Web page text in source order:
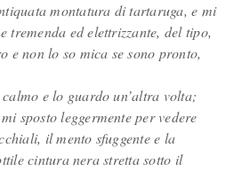
montatura di tartaruga, e mi
tremenda ed elettrizzante, del tipo,
e non lo so mica se sono pronto,
e lo guardo un’altra volta;
sposto leggermente per vedere
il mento sfuggente e la
cintura nera stretta sotto il